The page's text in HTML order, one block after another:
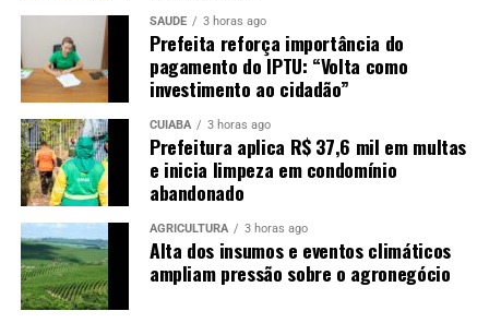
SAÚDE 3 horas ago
Prefeita reforça importância do
pagamento do IPTU: “Volta como
investimento ao cidadão”
CUIABÁ 3 horas ago
Prefeitura aplica R$ 37,6 mil em multas
e inicia limpeza em condomínio
abandonado
AGRICULTURA 3 horas ago
Alta dos insumos e eventos climáticos
ampliam pressão sobre o agronegócio